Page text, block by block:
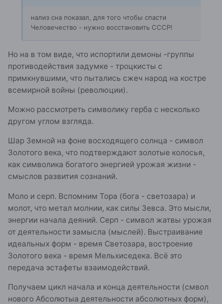
нализ сна показал, для того чтобы спасти
Человечество - нужно восстановить СССР!
Но на в том виде, что испортили демоны -группы
противодействия задумке - троцкисты с
примкнувшими, что пытались сжеч народ на костре
всемирной войны (революции).
Можно рассмотреть символику герба с несколько
другом углом взгляда.
Шар Земной на фоне восходящего солнца - символ
Золотого века, что подтверждают золотые колосья,
как символика богатого энергией урожая жизни -
смыслов развития сознаний.
Моло и серп. Вспомним Тора (бога - светозара) и
молот, что метал молнии, как силы Зевса. Это мысли,
энергии начала деяний. Серп - символ жатвы урожая
от деятельности замысла (мыслей). Выстраивание
идеальных форм - время Светозара, востроение
Золотого века - время Мельхиседека. Всё это
передача эстафеты взаимодействий.
Получаем цикл начала и конца деятельности (смвол
нового Абсолютыа деятельности абсолютных форм),